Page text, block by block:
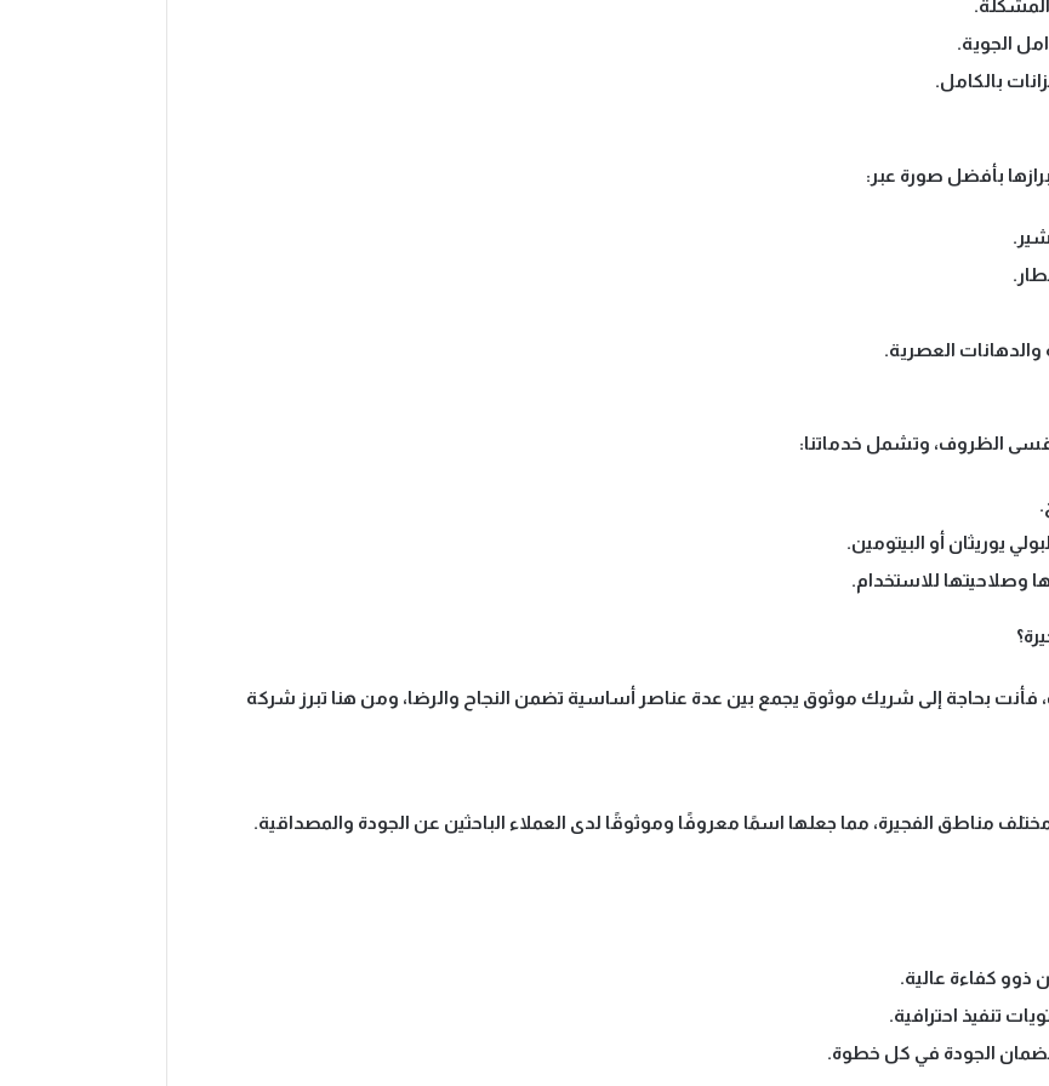
الجوية.
بالكامل.
بأفضل صورة عبر:
والدهانات العصرية.
الظروف، وتشمل خدماتنا:
يوريثان أو البيتومين.
وصلاحيتها للاستخدام.
فأنت بحاجة إلى شريك موثوق يجمع بين عدة عناصر أساسية تضمن النجاح والرضا، ومن هنا تبرز شركة
مناطق الفجيرة، مما جعلها اسمًا معروفًا وموثوقًا لدى العملاء الباحثين عن الجودة والمصداقية.
كفاءة عالية.
تنفيذ احترافية.
الجودة في كل خطوة.